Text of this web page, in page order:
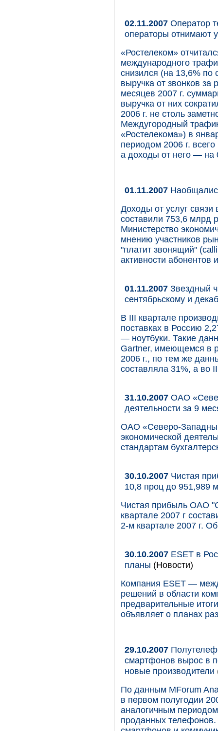
02.11.2007 Оператор
операторы отнимают
«Ростелеком»
международного
снизился (на 13,6% по
выручка от звонков за
месяцев 2007 г.
выручка от них
2006 г. не столь
Междугородный
«Ростелекома») в
периодом 2006 г.
а доходы от него — на
01.11.2007
Доходы от услуг связи
составили 753,6 млрд
Министерство
мнению участников
"платит звонящий"
активности
01.11.2007 Звездный
сентябрьскому и
В III квартале
поставках в Россию
— ноутбуки. Такие
Gartner, имеющемся в
2006 г., по тем же
составляла 31%, а во
31.10.2007 ОАО
деятельности за 9
ОАО «Северо-
экономической
стандартам
30.10.2007 Чистая
10,8 проц до 951,989
Чистая прибыль ОАО
квартале 2007 г
2-м квартале 2007 г.
30.10.2007 ESET в
планы (Новости)
Компания ESET —
решений в области
предварительные
объявляет о планах
29.10.2007
смартфонов вырос в
новые производители
По данным MForum
в первом полугодии
аналогичным
проданных